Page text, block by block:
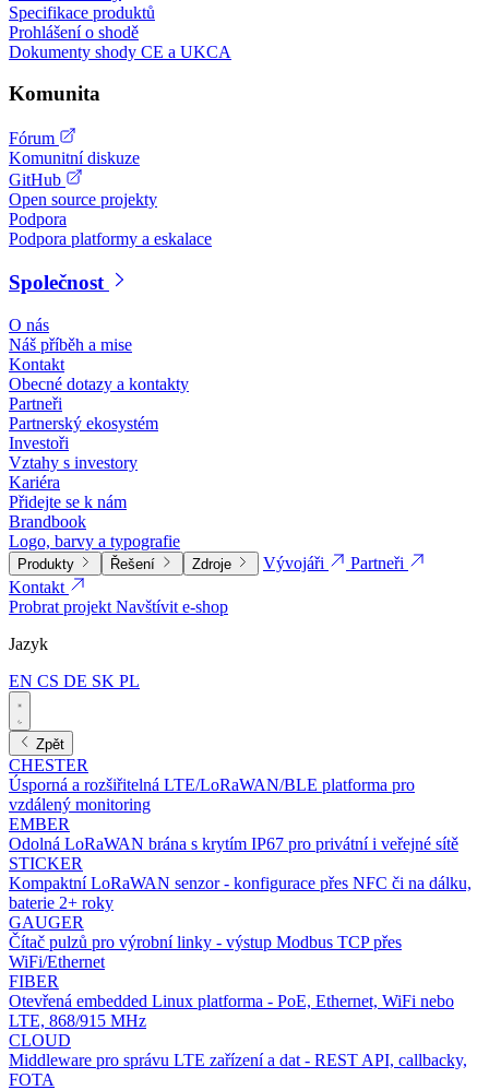
Specifikace produktů
Prohlášení o shodě
Dokumenty shody CE a UKCA
Komunita
Fórum
Komunitní diskuze
GitHub
Open source projekty
Podpora
Podpora platformy a eskalace
Společnost
O nás
Náš příběh a mise
Kontakt
Obecné dotazy a kontakty
Partneři
Partnerský ekosystém
Investoři
Vztahy s investory
Kariéra
Přidejte se k nám
Brandbook
Logo, barvy a typografie
Produkty Řešení Zdroje Vývojáři
Partneři
Kontakt
Probrat projektNavštívit e-shop
Jazyk
EN CS DE SK PL
Zpět
CHESTER
Úsporná a rozšiřitelná LTE/LoRaWAN/BLE platforma pro
vzdálený monitoring
EMBER
Odolná LoRaWAN brána s krytím IP67 pro privátní i veřejné sítě
STICKER
Kompaktní LoRaWAN senzor - konfigurace přes NFC či na dálku,
baterie 2+ roky
GAUGER
Čítač pulzů pro výrobní linky - výstup Modbus TCP přes
WiFi/Ethernet
FIBER
Otevřená embedded Linux platforma - PoE, Ethernet, WiFi nebo
LTE, 868/915 MHz
CLOUD
Middleware pro správu LTE zařízení a dat - REST API, callbacky,
FOTA